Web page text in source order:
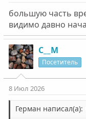
большую часть
видимо давно
С__М
Посетитель
8 Июл 2026
Герман написал(а):